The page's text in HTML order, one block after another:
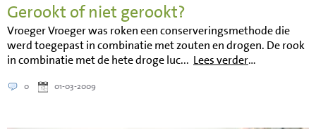
Gerookt of niet gerookt?
Vroeger Vroeger was roken een conserveringsmethode die
werd toegepast in combinatie met zouten en drogen. De rook
in combinatie met de hete droge luc... Lees verder…
0 01-03-2009